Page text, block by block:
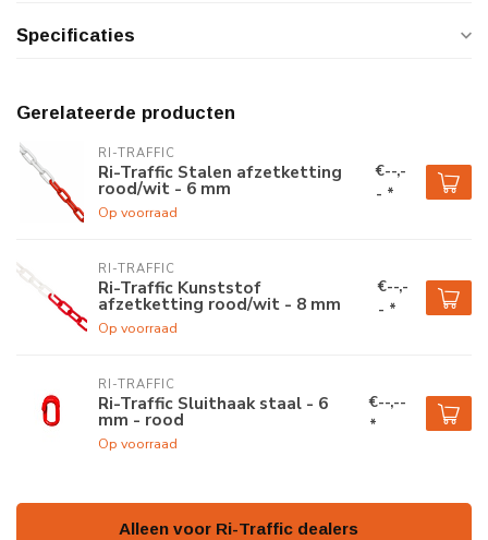
Specificaties
Gerelateerde producten
RI-TRAFFIC
Ri-Traffic Stalen afzetketting
rood/wit - 6 mm
Op voorraad
€--,-
- *
RI-TRAFFIC
Ri-Traffic Kunststof
afzetketting rood/wit - 8 mm
Op voorraad
€--,-
- *
RI-TRAFFIC
Ri-Traffic Sluithaak staal - 6
mm - rood
Op voorraad
€--,--
*
Alleen voor Ri-Traffic dealers